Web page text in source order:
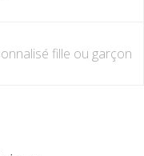
fille ou garçon